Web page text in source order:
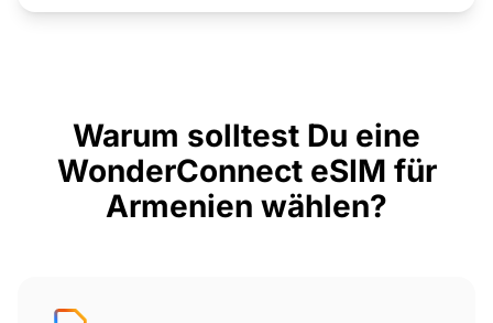
Warum solltest Du eine
WonderConnect eSIM für
Armenien wählen?